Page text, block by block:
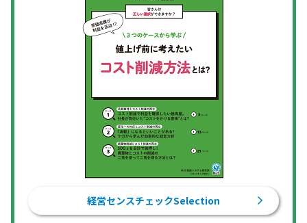
経営センスチェックSelection